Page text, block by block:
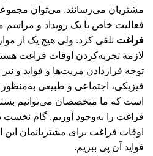
مشتریان می‌رسانند. می‌توان
فعالیت خاص یا یک رویداد و مراسم
فراغت تلقی کرد. ولی هیچ یک از
لازمة تجربه‌کردن اوقات فراغت
توجه قراردادن مزیت‌ها و فواید و
فیزیکی، اجتماعی و طبیعی
است که ما متخصصان می‌توانیم
فراغت را به‌وجود آوریم. گام نخست
اوقات فراغت برای مشتریانمان
فواید آن پی ببریم.